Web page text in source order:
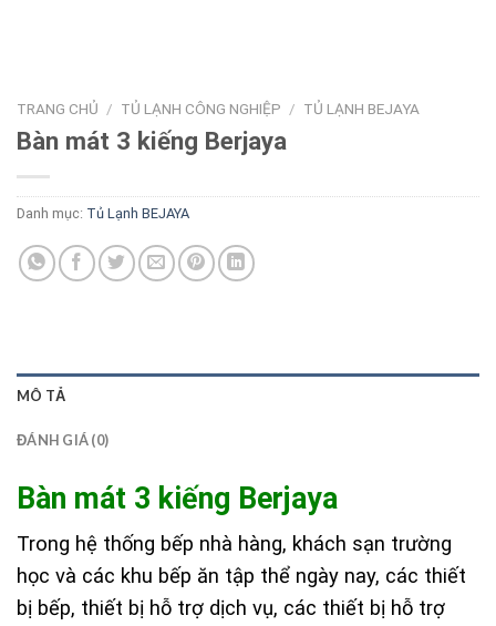
TRANG CHỦ / TỦ LẠNH CÔNG NGHIỆP / TỦ LẠNH BEJAYA
Bàn mát 3 kiếng Berjaya
Danh mục: Tủ Lạnh BEJAYA
MÔ TẢ
ĐÁNH GIÁ (0)
Bàn mát 3 kiếng Berjaya
Trong hệ thống bếp nhà hàng, khách sạn trường
học và các khu bếp ăn tập thể ngày nay, các thiết
bị bếp, thiết bị hỗ trợ dịch vụ, các thiết bị hỗ trợ